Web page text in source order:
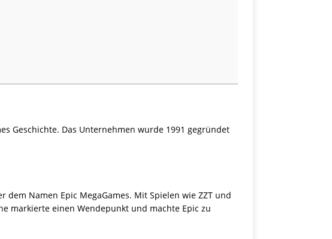
Geschichte. Das Unternehmen wurde 1991 gegründet
Namen Epic MegaGames. Mit Spielen wie ZZT und
markierte einen Wendepunkt und machte Epic zu